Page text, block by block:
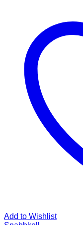
Add to Wishlist